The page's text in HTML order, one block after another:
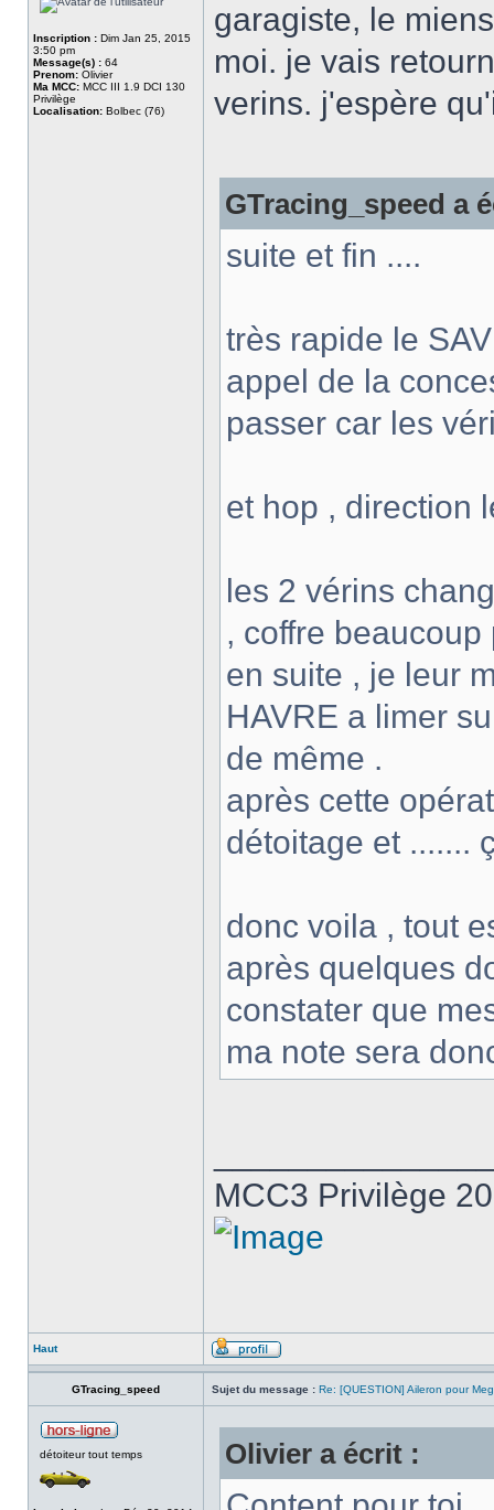
Inscription : Dim Jan 25, 2015
3:50 pm
Message(s) : 64
Prenom: Olivier
Ma MCC: MCC III 1.9 DCI 130
Privilège
Localisation: Bolbec (76)
garagiste, le
moi. je vais
verins. j'espère
GTracing_speed a
suite et fin ....
très rapide le
appel de la
passer car les
et hop , direction
les 2 vérins
, coffre
en suite , je leur
HAVRE a limer
de même .
après cette
détoitage et .......
donc voila , tout
après quelques
constater que
ma note sera
MCC3 Privilège
Haut
GTracing_speed Sujet du message : Re: [QUESTION] Aileron pour
détoiteur tout temps Olivier a écrit :